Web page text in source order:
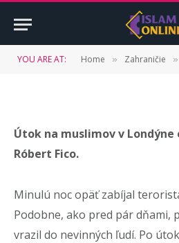
YOU ARE AT: Home » Zahraničie »
internete útok
BY ISLAMONLINE.SK 19.
Útok na muslimov v
Róbert Fico.
Minulú noc opäť zabíjal
Podobne, ako pred pár dňami,
vrazil do nevinných ľudí. Po